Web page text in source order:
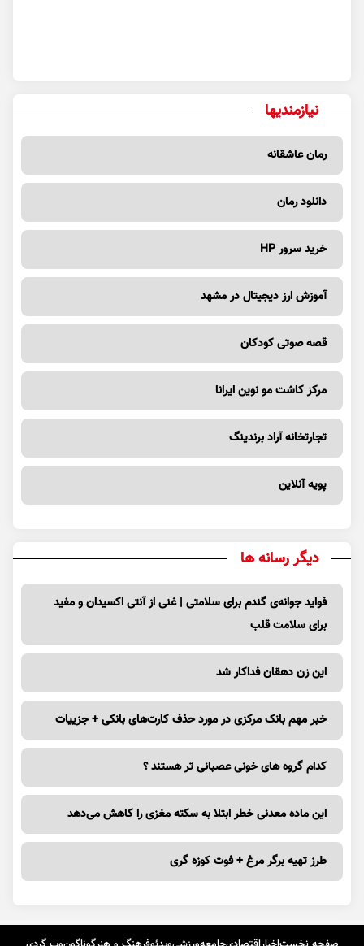
نیازمندیها
رمان عاشقانه
دانلود رمان
خرید سرور HP
آموزش ارز دیجیتال در مشهد
قصه صوتی کودکان
مرکز کاشت مو نوین ایرانا
تجارتخانه آراد برندینگ
پویه آنلاین
دیگر رسانه ها
فواید جوانه‌ی گندم برای سلامتی | غنی از آنتی اکسیدان و مفید
برای سلامت قلب
این زن دهقان فداکار شد
خبر مهم بانک مرکزی در مورد حذف کارت‌های بانکی + جزییات
کدام گروه های خونی عصبانی تر هستند ؟
این ماده معدنی خطر ابتلا به سکته مغزی را کاهش می‌دهد
طرز تهیه برگر مرغ + فوت کوزه گری